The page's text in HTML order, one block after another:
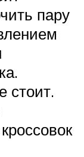
пару
стоит.